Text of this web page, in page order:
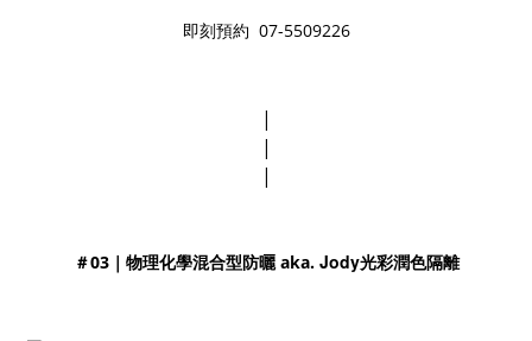
即刻預約 07-5509226
|
|
|
＃03｜物理化學混合型防曬 aka. Jody光彩潤色隔離